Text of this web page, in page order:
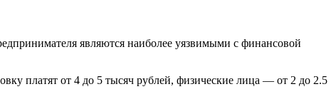
являются наиболее уязвимыми с финансовой
платят от 4 до 5 тысяч рублей, физические лица — от 2 до 2.5